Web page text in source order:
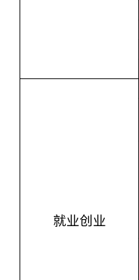
就业创业